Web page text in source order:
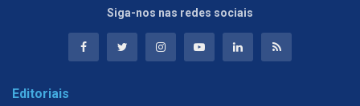
Siga-nos nas redes sociais
Editoriais